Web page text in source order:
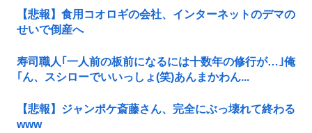
【悲報】食用コオロギの会社、インターネットのデマの
せいで倒産へ
寿司職人｢一人前の板前になるには十数年の修行が…｣俺
｢ん、スシローでいいっしょ(笑)あんまかわん...
【悲報】ジャンポケ斎藤さん、完全にぶっ壊れて終わる
www